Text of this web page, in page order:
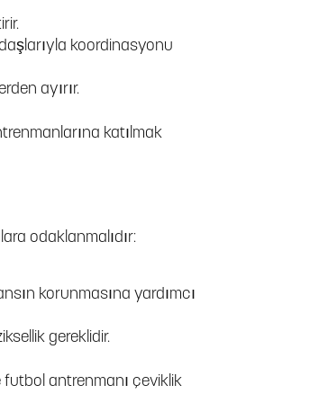
koordinasyonu
ayırır.
katılmak
odaklanmalıdır:
korunmasına yardımcı
gereklidir.
futbol antrenmanı çeviklik